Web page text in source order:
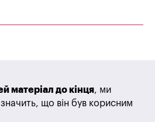
матеріал до кінця, ми
що він був корисним